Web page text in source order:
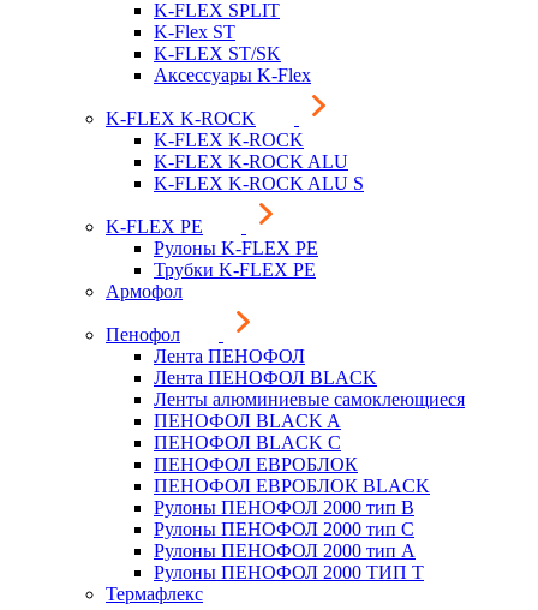
K-FLEX SPLIT
K-Flex ST
K-FLEX ST/SK
Аксессуары K-Flex
K-FLEX K-ROCK
K-FLEX K-ROCK
K-FLEX K-ROCK ALU
K-FLEX K-ROCK ALU S
K-FLEX PE
Рулоны K-FLEX PE
Трубки K-FLEX PE
Армофол
Пенофол
Лента ПЕНОФОЛ
Лента ПЕНОФОЛ BLACK
Ленты алюминиевые самоклеющиеся
ПЕНОФОЛ BLACK A
ПЕНОФОЛ BLACK С
ПЕНОФОЛ ЕВРОБЛОК
ПЕНОФОЛ ЕВРОБЛОК BLACK
Рулоны ПЕНОФОЛ 2000 тип B
Рулоны ПЕНОФОЛ 2000 тип C
Рулоны ПЕНОФОЛ 2000 тип А
Рулоны ПЕНОФОЛ 2000 ТИП Т
Термафлекс